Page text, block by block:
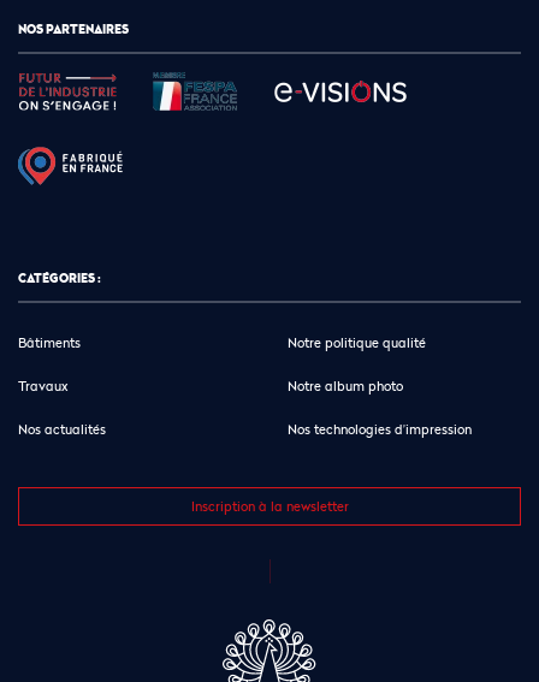
NOS PARTENAIRES
CATÉGORIES :
Bâtiments
Travaux
Nos actualités
Notre politique qualité
Notre album photo
Nos technologies d’impression
Inscription à la newsletter